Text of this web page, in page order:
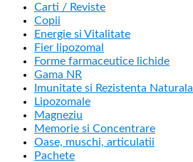
Carti / Reviste
Copii
Energie si Vitalitate
Fier lipozomal
Forme farmaceutice lichide
Gama NR
Imunitate si Rezistenta Naturala
Lipozomale
Magneziu
Memorie si Concentrare
Oase, muschi, articulatii
Pachete